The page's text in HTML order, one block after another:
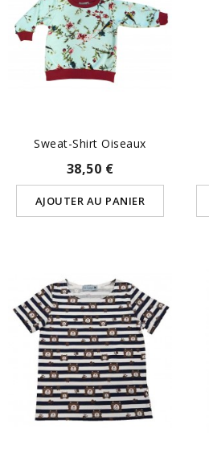
Sweat-Shirt Oiseaux
38,50 €
AJOUTER AU PANIER